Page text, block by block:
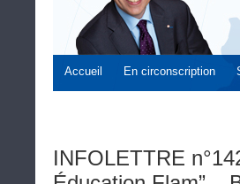
Accueil En circonscription
INFOLETTRE